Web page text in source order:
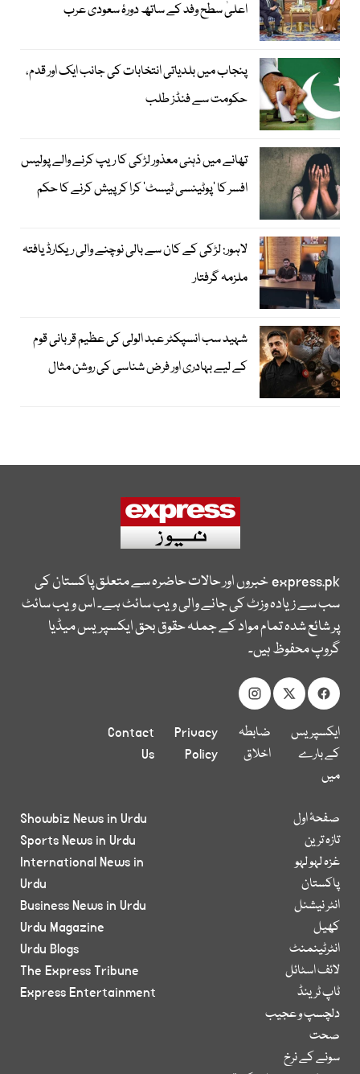
اعلیٰ سطح وفد کے ساتھ دورۂ سعودی عرب
پنجاب میں بلدیاتی انتخابات کی جانب ایک اور قدم،
حکومت سے فنڈز طلب
تھانے میں ذہنی معذور لڑکی کا ریپ کرنے والے پولیس
افسر کا ’پوٹینسی ٹیسٹ‘ کرا کر پیش کرنے کا حکم
لاہور: لڑکی کے کان سے بالی نوچنے والی ریکارڈ یافتہ
ملزمہ گرفتار
شہید سب انسپکٹر عبد الولی کی عظیم قربانی قوم
کے لیے بہادری اور فرض شناسی کی روشن مثال
express.pkخبروں اور حالات حاضرہ سے متعلق پاکستان کی
سب سے زیادہ وزٹ کی جانے والی ویب سائٹ ہے۔ اس ویب سائٹ
پر شائع شدہ تمام مواد کے جملہ حقوق بحق ایکسپریس میڈیا
گروپ محفوظ ہیں۔
ایکسپریس
کے بارے
میں
ضابطہ
اخلاق
Privacy
Policy
Contact
Us
صفحۂ اول
تازہ ترین
غزہ لہو لہو
پاکستان
انٹر نیشنل
کھیل
انٹرٹینمنٹ
لائف اسٹائل
ٹاپ ٹرینڈ
دلچسپ و عجیب
صحت
سونے کے نرخ
Showbiz News in Urdu
Sports News in Urdu
International News in
Urdu
Business News in Urdu
Urdu Magazine
Urdu Blogs
The Express Tribune
Express Entertainment